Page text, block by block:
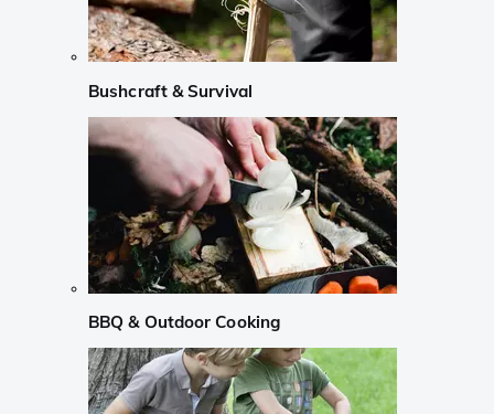
Bushcraft & Survival
BBQ & Outdoor Cooking